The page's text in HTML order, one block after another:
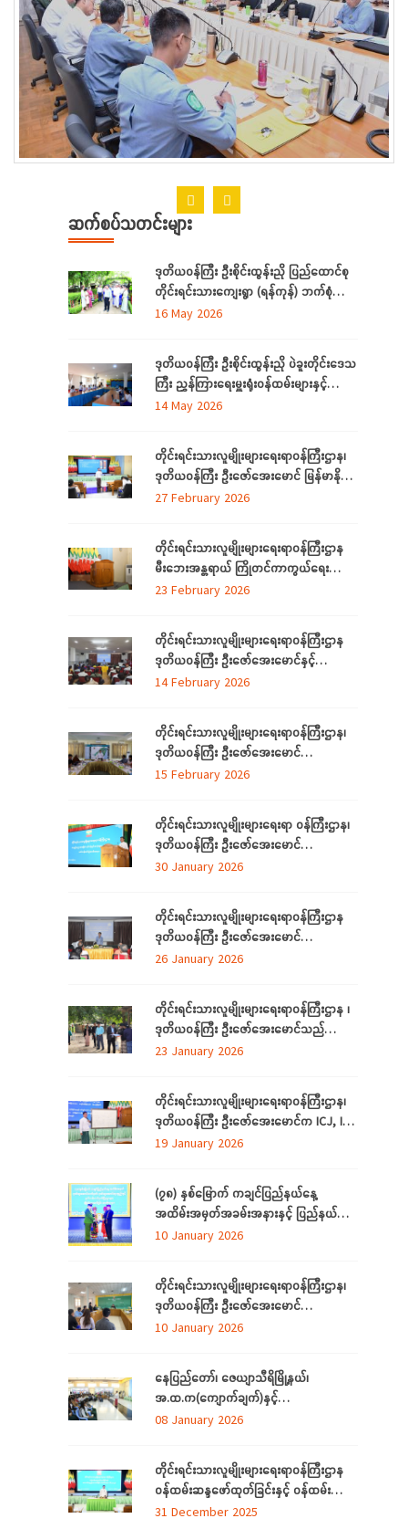
ဆက်စပ်သတင်းများ
ဒုတိယဝန်ကြီး ဦးစိုင်းထွန်းညို ပြည်ထောင်စု
တိုင်းရင်းသားကျေးရွာ (ရန်ကုန်) ဘက်စုံ
အဆင့် မြှင့်တင်ရေး ကြည့်ရှုစစ်ဆေး
16 May 2026
ဒုတိယဝန်ကြီး ဦးစိုင်းထွန်းညို ပဲခူးတိုင်းဒေသ
ကြီး ညွှန်ကြားရေးမှူးရုံးဝန်ထမ်းများနှင့်
တွေ့ဆုံ
14 May 2026
တိုင်းရင်းသားလူမျိုးများရေးရာဝန်ကြီးဌာန၊
ဒုတိယဝန်ကြီး ဦးဇော်အေးမောင် မြန်မာနိုင်ငံ
တော်အလံအကြောင်း သိကောင်းစရာ
27 February 2026
တိုင်းရင်းသားလူမျိုးများရေးရာဝန်ကြီးဌာန
မီးဘေးအန္တရာယ် ကြိုတင်ကာကွယ်ရေး
ဆိုင်ရာ အသိပညာပေးဟောပြောခြင်းနှင့်
23 February 2026
တိုင်းရင်းသားလူမျိုးများရေးရာဝန်ကြီးဌာန
ဒုတိယဝန်ကြီး ဦးဇော်အေးမောင်နှင့်
ရန်ကုန်တိုင်းဒေသကြီးအတွင်းရှိ ရခိုင်စာပေ
လူမှုရေးအသင်းအဖွဲ့များနှင့်တွေ့ဆုံ
14 February 2026
တိုင်းရင်းသားလူမျိုးများရေးရာဝန်ကြီးဌာန၊
ဒုတိယဝန်ကြီး ဦးဇော်အေးမောင်
ရန်ကုန်တိုင်းဒေသကြီးအတွင်းရှိ
သည့် သက်တိုင်းရင်းသားလူမျိုးများနှင့်
တွေ့ဆုံ၊ (၃၉)ကြိမ်မြောက် ဂုဏဝိသိဌပူဇာ
မင်္ဂလာပွဲအခမ်းအနား အောင်မြင်စွာကျင်းပ
နိုင်ရေး လုပ်ငန်းညှိနှိုင်းအစည်းအဝေးသို့
15 February 2026
တိုင်းရင်းသားလူမျိုးများရေးရာ ဝန်ကြီးဌာန၊
ဒုတိယဝန်ကြီး ဦးဇော်အေးမောင်
တိုင်းရင်းသားလူမျိုးများရေးရာဝန်ကြီးဌာန Al
သင်တန်းဆင်းပွဲအခမ်းအနားသို့ တက်ရောက်
နေပြည်တော် ဇန်နဝါရီလ ၃၀
30 January 2026
တိုင်းရင်းသားလူမျိုးများရေးရာဝန်ကြီးဌာန
ဒုတိယဝန်ကြီး ဦးဇော်အေးမောင်
ရန်ကုန်တိုင်းဒေသကြီး၊ ညွှန်ကြားရေးမှူးရုံးရှိ
အတွင်းရှိ တိုင်းရင်းသားစာပေနှင့်ယဉ်ကျေးမှု
ကော်မတီများနှင့်တွေ့ဆုံ
26 January 2026
တိုင်းရင်းသားလူမျိုးများရေးရာဝန်ကြီးဌာန ၊
ဒုတိယဝန်ကြီး ဦးဇော်အေးမောင်သည်
တိုင်းရင်းသားရေးရာနှင့်သက်မွေးပညာသင်
မည့်မြေနေရာတွင် လုပ်ငန်းဆောင်ရွက်မှု
အခြေအနေများကို ကြည့်ရှုစစ်ဆေးခြင်း
23 January 2026
တိုင်းရင်းသားလူမျိုးများရေးရာဝန်ကြီးဌာန၊
ဒုတိယဝန်ကြီး ဦးဇော်‌အေးမောင်က ICJ, ICC
အပြည်ပြည်ဆိုင်ရာတရားရုံးများနှင့်
19 January 2026
(၇၈) နှစ်မြောက် ကချင်ပြည်နယ်နေ့
အထိမ်းအမှတ်အခမ်းအနားနှင့် ပြည်နယ်
ဂုဏ်ထူးဆောင်ဆုများ ချီးမြှင့်ခြင်း
စည်းလုံးညီညွတ်ခြင်းကို ထုတ်ဖော်ပြသသည့်
မနောအကကို ရိုးရာအစဉ်အလာနှင့်အညီ
အေးချမ်းပျော်ရွှင်စွာဆင်နွှဲ
10 January 2026
တိုင်းရင်းသားလူမျိုးများရေးရာဝန်ကြီးဌာန၊
ဒုတိယဝန်ကြီး ဦးဇော်‌အေးမောင်
ကချင်ပြည်နယ်၊ ညွှန်ကြား‌ရေးမှူးရုံးရှိ
10 January 2026
နေပြည်တော်၊ ဇေယျာသီရိမြို့နယ်၊
အ.ထ.က(ကျောက်ချက်)နှင့်
အ.ထ.က(ရေဆင်း) တ်ို့မှ ကျောင်းသား၊
ရေးရာဝန်ကြီးဌာနရှိ တိုင်းရင်းသား ရိုးရာ
ယဉ်ကျေးမှုပြခန်းသို့ လာရောက်လေ့လာ
08 January 2026
တိုင်းရင်းသားလူမျိုးများရေးရာဝန်ကြီးဌာန
ဝန်ထမ်းဆန္ဒဖော်ထုတ်ခြင်းနှင့် ဝန်ထမ်း
သက်သာချောင်ချိရေးအတွက် ထောက်ပံ့
31 December 2025